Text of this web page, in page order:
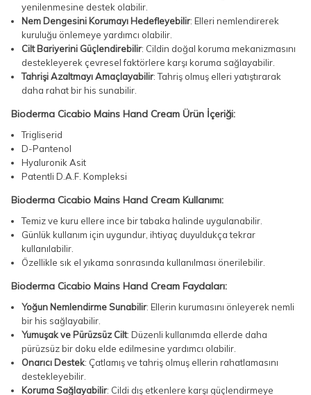
yenilenmesine destek olabilir.
Nem Dengesini Korumayı Hedefleyebilir: Elleri nemlendirerek
kuruluğu önlemeye yardımcı olabilir.
Cilt Bariyerini Güçlendirebilir: Cildin doğal koruma mekanizmasını
destekleyerek çevresel faktörlere karşı koruma sağlayabilir.
Tahrişi Azaltmayı Amaçlayabilir: Tahriş olmuş elleri yatıştırarak
daha rahat bir his sunabilir.
Bioderma Cicabio Mains Hand Cream Ürün İçeriği:
Trigliserid
D-Pantenol
Hyaluronik Asit
Patentli D.A.F. Kompleksi
Bioderma Cicabio Mains Hand Cream Kullanımı:
Temiz ve kuru ellere ince bir tabaka halinde uygulanabilir.
Günlük kullanım için uygundur, ihtiyaç duyuldukça tekrar
kullanılabilir.
Özellikle sık el yıkama sonrasında kullanılması önerilebilir.
Bioderma Cicabio Mains Hand Cream Faydaları:
Yoğun Nemlendirme Sunabilir: Ellerin kurumasını önleyerek nemli
bir his sağlayabilir.
Yumuşak ve Pürüzsüz Cilt: Düzenli kullanımda ellerde daha
pürüzsüz bir doku elde edilmesine yardımcı olabilir.
Onarıcı Destek: Çatlamış ve tahriş olmuş ellerin rahatlamasını
destekleyebilir.
Koruma Sağlayabilir: Cildi dış etkenlere karşı güçlendirmeye